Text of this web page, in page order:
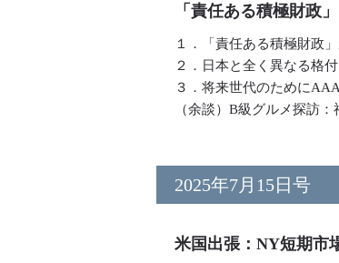
「責任ある積極財政
１．「責任ある積極財政
２．日本と全く異なる格
３．将来世代のために
（余談）B級グルメ探訪
2025年7月15日号
米国出張：NY短期市